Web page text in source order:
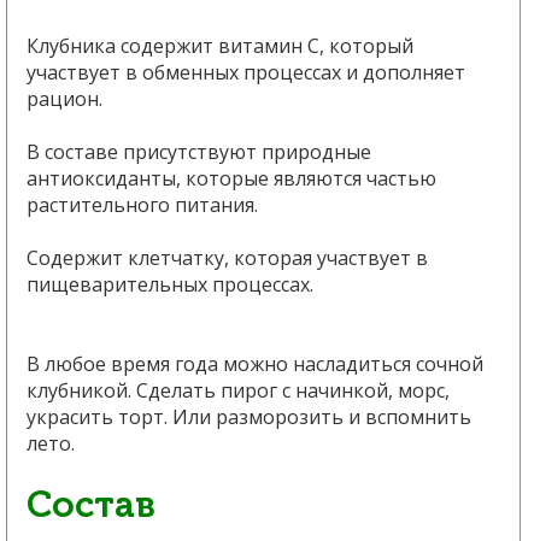
Клубника содержит витамин C, который
участвует в обменных процессах и дополняет
рацион.
В составе присутствуют природные
антиоксиданты, которые являются частью
растительного питания.
Содержит клетчатку, которая участвует в
пищеварительных процессах.
В любое время года можно насладиться сочной
клубникой. Сделать пирог с начинкой, морс,
украсить торт. Или разморозить и вспомнить
лето.
Состав